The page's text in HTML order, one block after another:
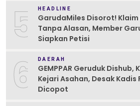
5 HEADLINE
GarudaMiles Disorot!
Tanpa Alasan, Member
Siapkan Petisi
6 DAERAH
GEMPPAR Geruduk
Kejari Asahan, Desak Kadis
Dicopot